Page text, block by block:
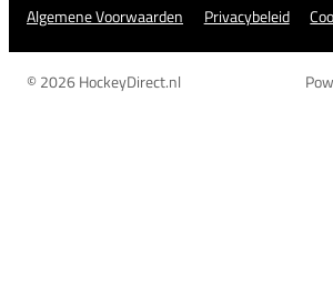
Algemene Voorwaarden Privacybeleid
© 2026 HockeyDirect.nl